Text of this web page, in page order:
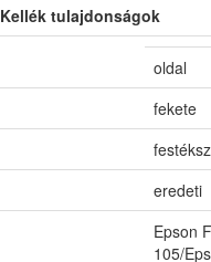
Kellék tulajdonságok
oldal
fekete
eredeti
Epson
105/